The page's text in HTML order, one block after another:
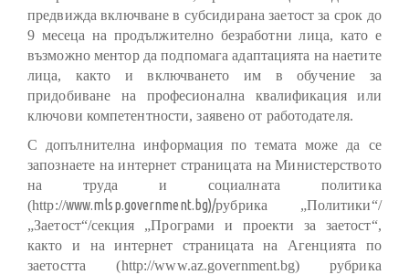
предвижда включване в субсидирана заетост за срок до
9 месеца на продължително безработни лица, като е
възможно ментор да подпомага адаптацията на наетите
лица, както и включването им в обучение за
придобиване на професионална квалификация или
ключови компетентности, заявено от работодателя.
С допълнителна информация по темата може да се
запознаете на интернет страницата на Министерството
на труда и социалната политика
(http://www.mlsp.government.bg)/рубрика „Политики“/
„Заетост“/секция „Програми и проекти за заетост“,
както и на интернет страницата на Агенцията по
заетостта (http://www.az.government.bg)
рубрика